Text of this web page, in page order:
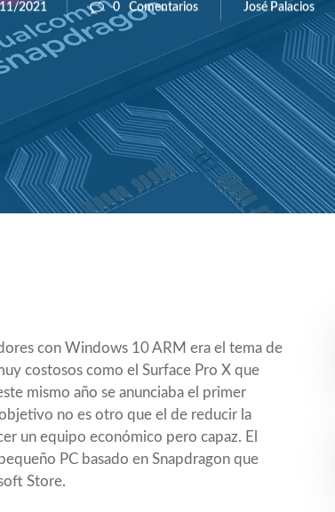
2021 0 Comentarios José Palacios
con Windows 10 ARM era el tema de
costosos como el Surface Pro X que
mismo año se anunciaba el primer
no es otro que el de reducir la
un equipo económico pero capaz. El
PC basado en Snapdragon que
Store.